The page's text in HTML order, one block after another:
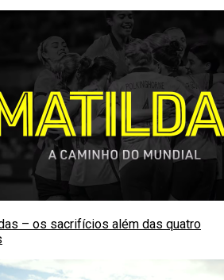
– os sacrifícios além das quatro